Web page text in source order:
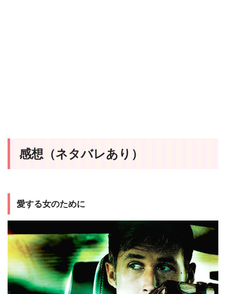
感想（ネタバレあり）
愛する女のために